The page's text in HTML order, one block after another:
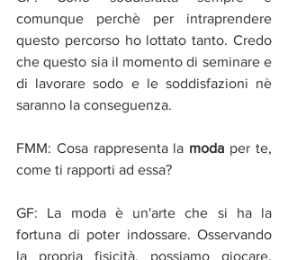
comunque perchè per intraprendere
questo percorso ho lottato tanto. Credo
che questo sia il momento di seminare e
di lavorare sodo e le soddisfazioni nè
saranno la conseguenza.
FMM: Cosa rappresenta la moda per te,
come ti rapporti ad essa?
GF: La moda è un'arte che si ha la
fortuna di poter indossare. Osservando
la propria fisicità, possiamo giocare,